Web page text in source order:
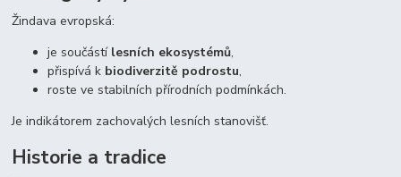
Žindava evropská:
je součástí lesních ekosystémů,
přispívá k biodiverzitě podrostu,
roste ve stabilních přírodních podmínkách.
Je indikátorem zachovalých lesních stanovišť.
Historie a tradice